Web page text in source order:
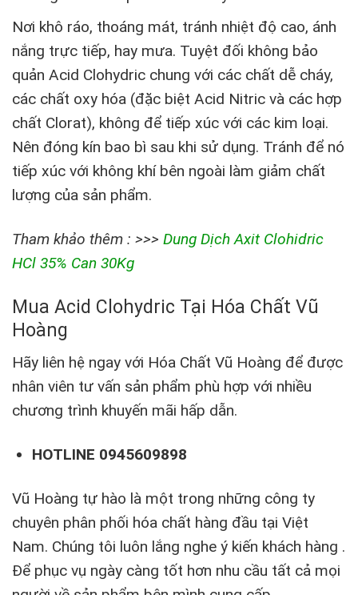
Nơi khô ráo, thoáng mát, tránh nhiệt độ cao, ánh
nắng trực tiếp, hay mưa. Tuyệt đối không bảo
quản Acid Clohydric chung với các chất dễ cháy,
các chất oxy hóa (đặc biệt Acid Nitric và các hợp
chất Clorat), không để tiếp xúc với các kim loại.
Nên đóng kín bao bì sau khi sử dụng. Tránh để nó
tiếp xúc với không khí bên ngoài làm giảm chất
lượng của sản phẩm.
Tham khảo thêm : >>> Dung Dịch Axit Clohidric
HCl 35% Can 30Kg
Mua Acid Clohydric Tại Hóa Chất Vũ
Hoàng
Hãy liên hệ ngay với Hóa Chất Vũ Hoàng để được
nhân viên tư vấn sản phẩm phù hợp với nhiều
chương trình khuyến mãi hấp dẫn.
HOTLINE 0945609898
Vũ Hoàng tự hào là một trong những công ty
chuyên phân phối hóa chất hàng đầu tại Việt
Nam. Chúng tôi luôn lắng nghe ý kiến khách hàng .
Để phục vụ ngày càng tốt hơn nhu cầu tất cả mọi